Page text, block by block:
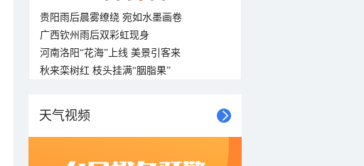
贵阳雨后晨雾缭绕 宛如水墨画卷
广西钦州雨后双彩虹现身
河南洛阳“花海”上线 美景引客来
秋来栾树红 枝头挂满“胭脂果”
天气视频